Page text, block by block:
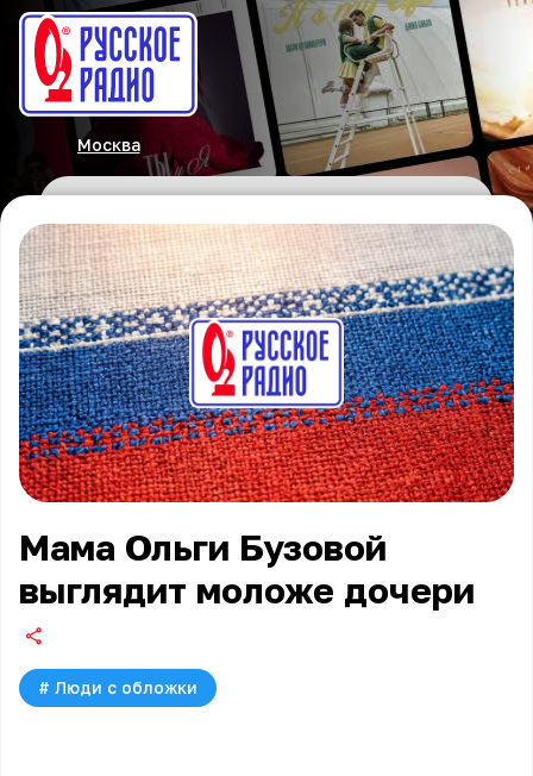
Москва
Мама Ольги Бузовой
выглядит моложе дочери
# Люди с обложки